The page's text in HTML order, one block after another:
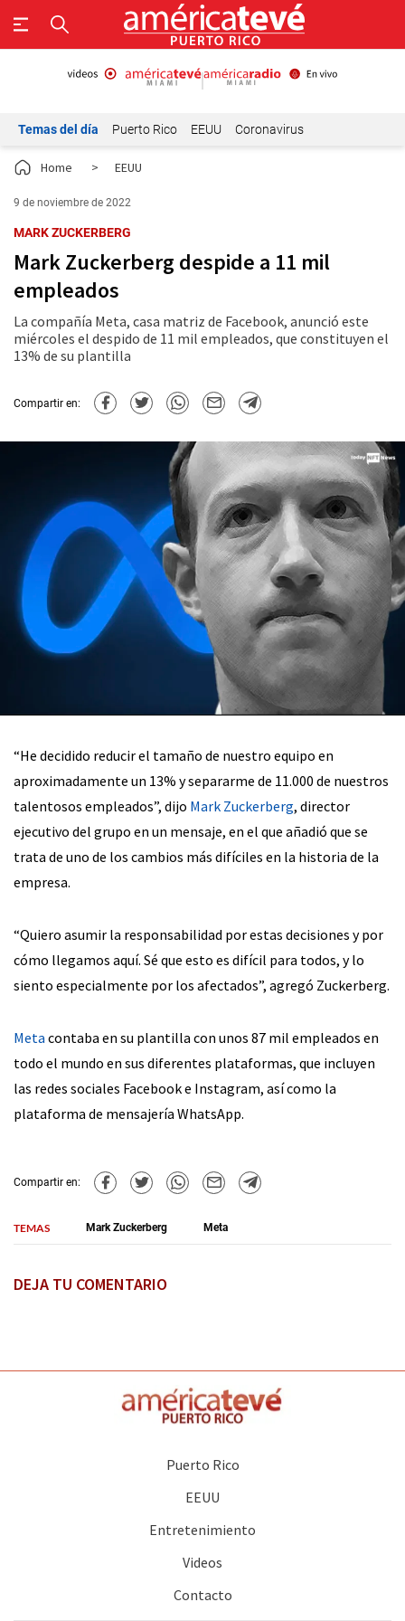
Temas del día Puerto Rico EEUU Coronavirus
Home > EEUU
9 de noviembre de 2022
MARK ZUCKERBERG
Mark Zuckerberg despide a 11 mil
empleados
La compañía Meta, casa matriz de Facebook, anunció este
miércoles el despido de 11 mil empleados, que constituyen el
13% de su plantilla
Compartir en:
“He decidido reducir el tamaño de nuestro equipo en
aproximadamente un 13% y separarme de 11.000 de nuestros
talentosos empleados”, dijo Mark Zuckerberg, director
ejecutivo del grupo en un mensaje, en el que añadió que se
trata de uno de los cambios más difíciles en la historia de la
empresa.
“Quiero asumir la responsabilidad por estas decisiones y por
cómo llegamos aquí. Sé que esto es difícil para todos, y lo
siento especialmente por los afectados”, agregó Zuckerberg.
Meta contaba en su plantilla con unos 87 mil empleados en
todo el mundo en sus diferentes plataformas, que incluyen
las redes sociales Facebook e Instagram, así como la
plataforma de mensajería WhatsApp.
Compartir en:
TEMAS Mark Zuckerberg Meta
DEJA TU COMENTARIO
Puerto Rico
EEUU
Entretenimiento
Videos
Contacto